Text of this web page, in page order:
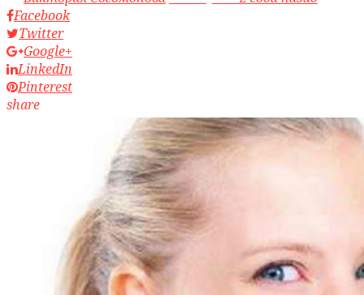
Facebook
Twitter
Google+
LinkedIn
Pinterest
share